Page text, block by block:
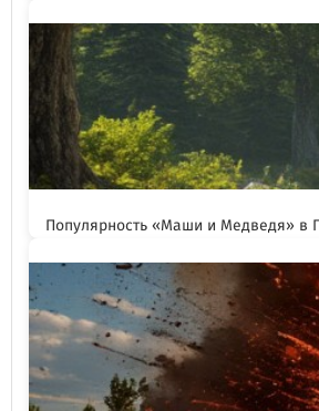
Популярность «Маши и Медведя» в